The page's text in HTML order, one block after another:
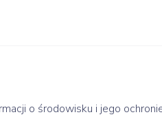
o środowisku i jego